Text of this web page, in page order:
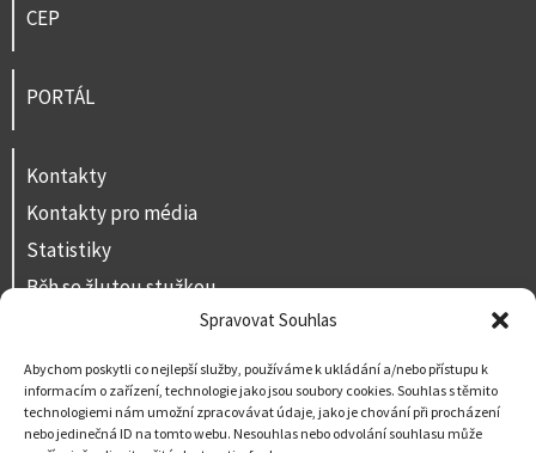
Spravovat Souhlas
Abychom poskytli co nejlepší služby, používáme k ukládání a/nebo přístupu k
informacím o zařízení, technologie jako jsou soubory cookies. Souhlas s těmito
technologiemi nám umožní zpracovávat údaje, jako je chování při procházení
nebo jedinečná ID na tomto webu. Nesouhlas nebo odvolání souhlasu může
CEP
PORTÁL
Kontakty
Kontakty pro média
Statistiky
Běh se žlutou stužkou
Prohlášení o přístupnosti
Napište nám